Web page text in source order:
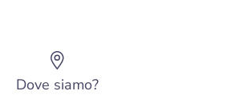
Dove siamo?